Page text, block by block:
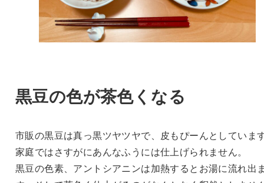
黒豆の色が茶色くなる
市販の黒豆は真っ黒ツヤツヤで、皮もぴーんとしていま
家庭ではさすがにあんなふうには仕上げられません。
黒豆の色素、アントシアニンは加熱するとお湯に流れ出